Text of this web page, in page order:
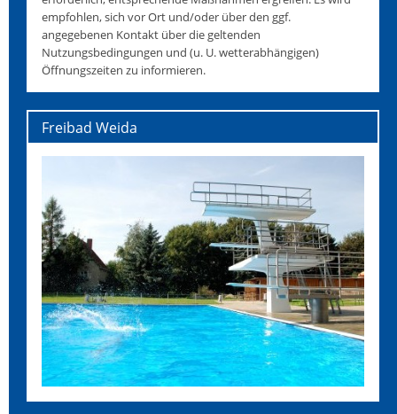
empfohlen, sich vor Ort und/oder über den ggf.
angegebenen Kontakt über die geltenden
Nutzungsbedingungen und (u. U. wetterabhängigen)
Öffnungszeiten zu informieren.
Freibad Weida